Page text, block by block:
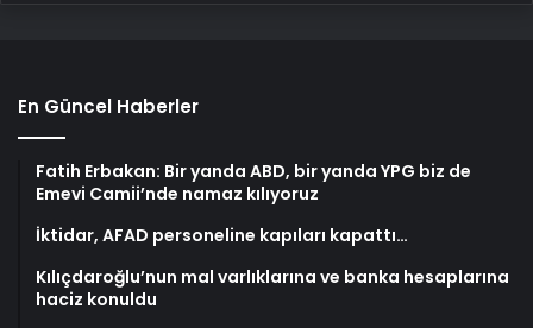
En Güncel Haberler
Fatih Erbakan: Bir yanda ABD, bir yanda YPG biz de
Emevi Camii’nde namaz kılıyoruz
İktidar, AFAD personeline kapıları kapattı…
Kılıçdaroğlu’nun mal varlıklarına ve banka hesaplarına
haciz konuldu